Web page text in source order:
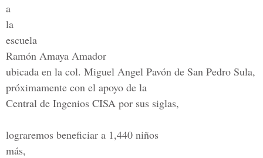
a
la
escuela
Ramón Amaya Amador
ubicada en la col. Miguel Angel Pavón de San Pedro Sula,
próximamente con el apoyo de la
Central de Ingenios CISA por sus siglas,
lograremos beneficiar a 1,440 niños
más,